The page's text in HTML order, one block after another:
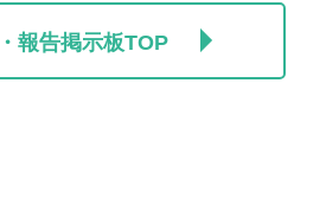
報告掲示板TOP